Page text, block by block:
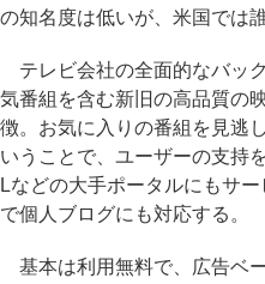
の知名度は低いが、米国では
テレビ会社の全面的なバッ
気番組を含む新旧の高品質の
徴。お気に入りの番組を見逃
いうことで、ユーザーの支持
Lなどの大手ポータルにもサ
で個人ブログにも対応する。
基本は利用無料で、広告ベ